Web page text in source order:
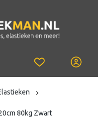
80kg Zwart